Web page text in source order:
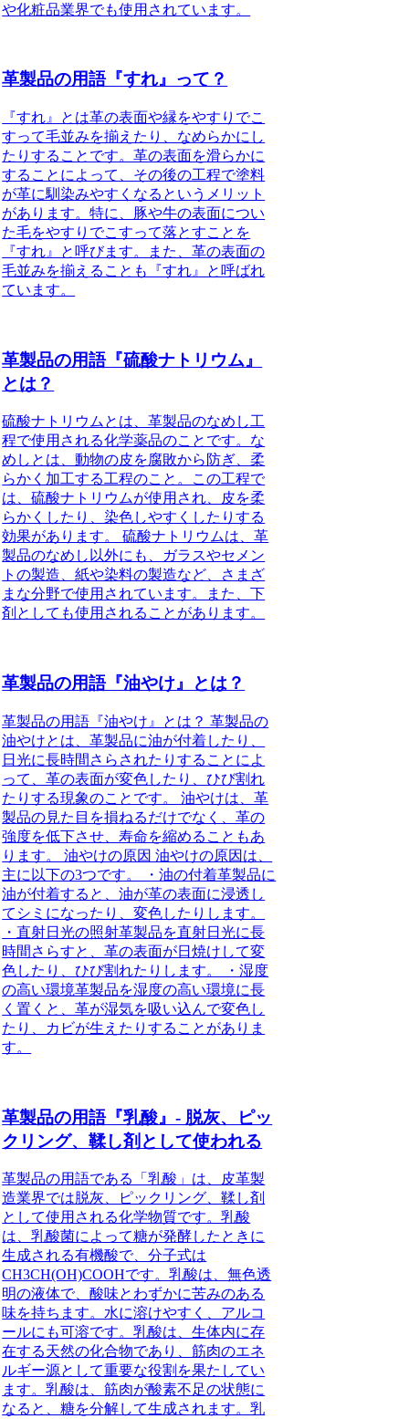
や化粧品業界でも使用されています。
革製品の用語『すれ』って？
『すれ』とは革の表面や縁をやすりでこ
すって毛並みを揃えたり、なめらかにし
たりすることです。革の表面を滑らかに
することによって、その後の工程で塗料
が革に馴染みやすくなるというメリット
があります。特に、豚や牛の表面につい
た毛をやすりでこすって落とすことを
『すれ』と呼びます。また、革の表面の
毛並みを揃えることも『すれ』と呼ばれ
ています。
革製品の用語『硫酸ナトリウム』
とは？
硫酸ナトリウムとは、革製品のなめし工
程で使用される化学薬品のことです。な
めしとは、動物の皮を腐敗から防ぎ、柔
らかく加工する工程のこと。この工程で
は、硫酸ナトリウムが使用され、皮を柔
らかくしたり、染色しやすくしたりする
効果があります。 硫酸ナトリウムは、革
製品のなめし以外にも、ガラスやセメン
トの製造、紙や染料の製造など、さまざ
まな分野で使用されています。また、下
剤としても使用されることがあります。
革製品の用語『油やけ』とは？
革製品の用語『油やけ』とは？ 革製品の
油やけとは、革製品に油が付着したり、
日光に長時間さらされたりすることによ
って、革の表面が変色したり、ひび割れ
たりする現象のことです。 油やけは、革
製品の見た目を損ねるだけでなく、革の
強度を低下させ、寿命を縮めることもあ
ります。 油やけの原因 油やけの原因は、
主に以下の3つです。 ・油の付着革製品に
油が付着すると、油が革の表面に浸透し
てシミになったり、変色したりします。
・直射日光の照射革製品を直射日光に長
時間さらすと、革の表面が日焼けして変
色したり、ひび割れたりします。 ・湿度
の高い環境革製品を湿度の高い環境に長
く置くと、革が湿気を吸い込んで変色し
たり、カビが生えたりすることがありま
す。
革製品の用語『乳酸』- 脱灰、ピッ
クリング、鞣し剤として使われる
革製品の用語である「乳酸」は、皮革製
造業界では脱灰、ピックリング、鞣し剤
として使用される化学物質です。乳酸
は、乳酸菌によって糖が発酵したときに
生成される有機酸で、分子式は
CH3CH(OH)COOHです。乳酸は、無色透
明の液体で、酸味とわずかに苦みのある
味を持ちます。水に溶けやすく、アルコ
ールにも可溶です。乳酸は、生体内に存
在する天然の化合物であり、筋肉のエネ
ルギー源として重要な役割を果たしてい
ます。乳酸は、筋肉が酸素不足の状態に
なると、糖を分解して生成されます。乳